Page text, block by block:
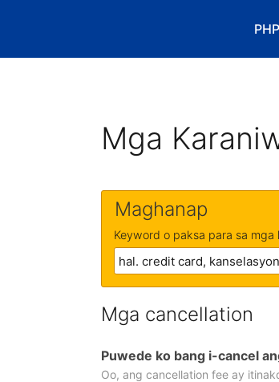
PHP
Mga
Maghanap
Keyword o paksa para sa
Mga cancellation
Puwede ko bang i-cancel
Oo, ang cancellation fee ay